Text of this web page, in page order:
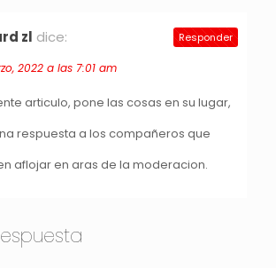
zl dice:
2022 a las 7:01 am
articulo, pone las cosas en su lugar,
respuesta a los compañeros que
aflojar en aras de la moderacion.
Responder